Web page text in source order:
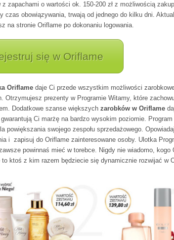
zapachami o wartości ok. 150-200 zł z możliwością
czas obowiązywania, trwają od jednego do kilku dni.
na stronie Oriflame po dokonaniu logowania.
się w Oriflame
Oriflame daje Ci przede wszystkim możliwości
Otrzymujesz prezenty w Programie Witamy, które
Dodatkowe szanse większych zarobków w Oriflame
Ci marżę na bardzo wysokim poziomie.
powiększania swojego zespołu sprzedażowego.
i zapisuj do Oriflame zainteresowane osoby. Ulotka
powinnaś mieć w torebce. Nigdy nie wiadomo, kogo
ktoś z kim razem będziecie się dynamicznie rozwijać w